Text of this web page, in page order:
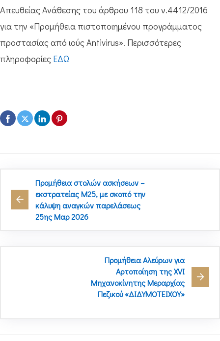
Απευθείας Ανάθεσης του άρθρου 118 του ν.4412/2016
για την «Προμήθεια πιστοποιημένου προγράμματος
προστασίας από ιούς Antivirus». Περισσότερες
πληροφορίες ΕΔΩ
Προμήθεια στολών ασκήσεων –
εκστρατείας Μ25, με σκοπό την
κάλυψη αναγκών παρελάσεως
25ης Μαρ 2026
Προμήθεια Αλεύρων για
Αρτοποίηση της XVΙ
Μηχανοκίνητης Μεραρχίας
Πεζικού «ΔΙΔΥΜΟΤΕΙΧΟΥ»